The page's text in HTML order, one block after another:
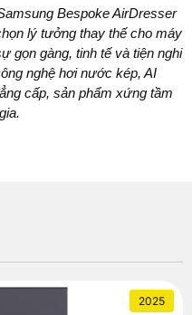
Bespoke AirDresser
lý tưởng thay thế cho máy
gọn gàng, tinh tế và tiện nghi
nghệ hơi nước kép, AI
cấp, sản phẩm xứng tầm
2025